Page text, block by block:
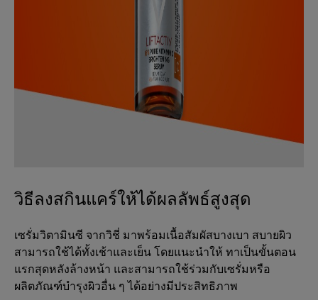
วิธีลงสกินแคร์ให้ได้ผลลัพธ์สูงสุด
เซรั่มวิตามินซี จากวิชี่ มาพร้อมเนื้อสัมผัสบางเบา สบายผิว
สามารถใช้ได้ทั้งเช้าและเย็น โดยแนะนำให้ ทาเป็นขั้นตอน
แรกสุดหลังล้างหน้า และสามารถใช้ร่วมกับเซรั่มหรือ
ผลิตภัณฑ์บำรุงผิวอื่น ๆ ได้อย่างมีประสิทธิภาพ